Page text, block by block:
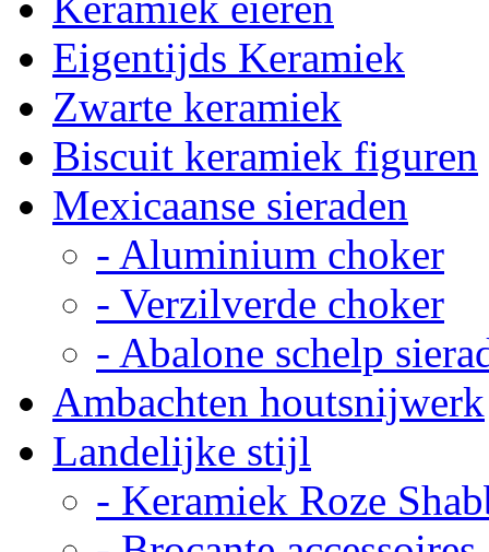
Eigentijds Keramiek
Zwarte keramiek
Biscuit keramiek figuren
Mexicaanse sieraden
- Aluminium choker
- Verzilverde choker
- Abalone schelp
Ambachten houtsnijwerk
Landelijke stijl
- Keramiek Roze